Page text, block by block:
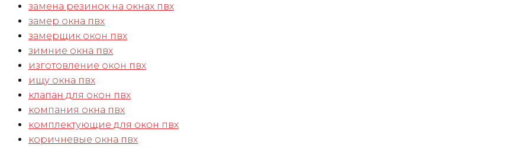
замена резинок на окнах пвх
замер окна пвх
замерщик окон пвх
зимние окна пвх
изготовление окон пвх
ищу окна пвх
клапан для окон пвх
компания окна пвх
комплектующие для окон пвх
коричневые окна пвх